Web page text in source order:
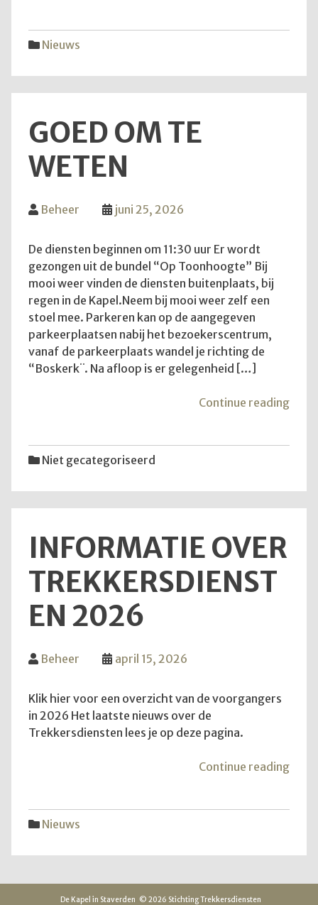
Nieuws
GOED OM TE
WETEN
Beheer juni 25, 2026
De diensten beginnen om 11:30 uur Er wordt
gezongen uit de bundel “Op Toonhoogte” Bij
mooi weer vinden de diensten buitenplaats, bij
regen in de Kapel.Neem bij mooi weer zelf een
stoel mee. Parkeren kan op de aangegeven
parkeerplaatsen nabij het bezoekerscentrum,
vanaf de parkeerplaats wandel je richting de
“Boskerk¨. Na afloop is er gelegenheid […]
Continue reading
Niet gecategoriseerd
INFORMATIE OVER
TREKKERSDIENST
EN 2026
Beheer april 15, 2026
Klik hier voor een overzicht van de voorgangers
in 2026 Het laatste nieuws over de
Trekkersdiensten lees je op deze pagina.
Continue reading
Nieuws
De Kapel in Staverden © 2026 Stichting Trekkersdiensten